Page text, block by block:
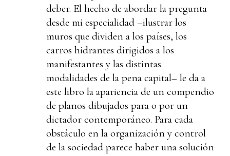
deber. El hecho de abordar la pregunta
desde mi especialidad –ilustrar los
muros que dividen a los países, los
carros hidrantes dirigidos a los
manifestantes y las distintas
modalidades de la pena capital– le da a
este libro la apariencia de un compendio
de planos dibujados para o por un
dictador contemporáneo. Para cada
obstáculo en la organización y control
de la sociedad parece haber una solución